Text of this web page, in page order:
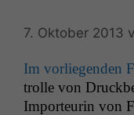
7. Oktober 2013
Im vor­liegen­den
trolle von
Impor­teurin von